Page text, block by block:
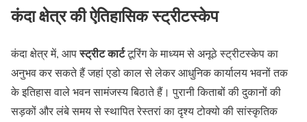
कंदा क्षेत्र की ऐतिहासिक स्ट्रीटस्केप
कंदा क्षेत्र में, आपस्ट्रीट कार्टटूरिंग के माध्यम से अनूठे स्ट्रीटस्केप का
अनुभव कर सकते हैं जहां एडो काल से लेकर आधुनिक कार्यालय भवनों तक
के इतिहास वाले भवन सामंजस्य बिठाते हैं। पुरानी किताबों की दुकानों की
सड़कों और लंबे समय से स्थापित रेस्तरां का दृश्य टोक्यो की सांस्कृतिक